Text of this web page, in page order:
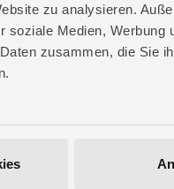
zu analysieren.
soziale Medien,
zusammen, die Sie
Klemmbausteine und leg